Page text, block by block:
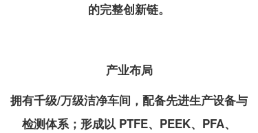
的完整创新链。
产业布局
拥有千级/万级洁净车间，配备先进生产设备与
检测体系；形成以 PTFE、PEEK、PFA、